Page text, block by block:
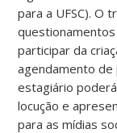
para a UFSC). O
participar da
agendamento de
estagiário
locução e
para as mídias